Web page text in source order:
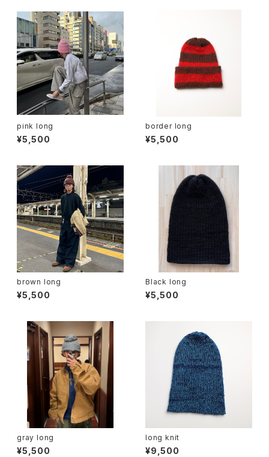
pink long
¥5,500
border long
¥5,500
brown long
¥5,500
Black long
¥5,500
gray long
¥5,500
long knit
¥9,500